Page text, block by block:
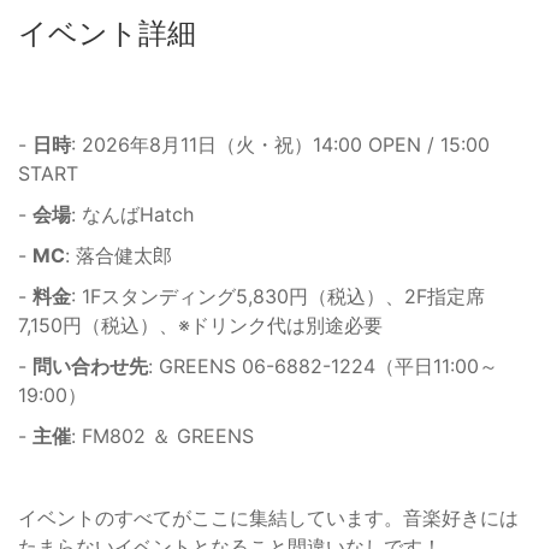
イベント詳細
- 日時: 2026年8月11日（火・祝）14:00 OPEN / 15:00
START
- 会場: なんばHatch
- MC: 落合健太郎
- 料金: 1Fスタンディング5,830円（税込）、2F指定席
7,150円（税込）、※ドリンク代は別途必要
- 問い合わせ先: GREENS 06-6882-1224（平日11:00～
19:00）
- 主催: FM802 ＆ GREENS
イベントのすべてがここに集結しています。音楽好きには